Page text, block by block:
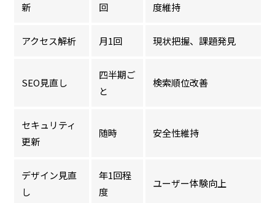
新
回
度維持
アクセス解析 月1回 現状把握、課題発見
SEO見直し
四半期ご
と
検索順位改善
セキュリティ
更新
随時 安全性維持
デザイン見直
し
年1回程
度
ユーザー体験向上